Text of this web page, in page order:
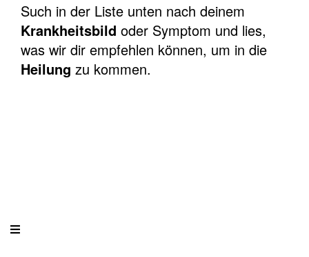
Such in der Liste unten nach deinem
Krankheitsbild oder Symptom und lies,
was wir dir empfehlen können, um in die
Heilung zu kommen.